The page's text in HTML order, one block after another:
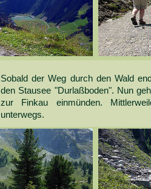
Sobald der Weg durch den Wald
den Stausee "Durlaßboden". Nun
zur Finkau einmünden.
unterwegs.